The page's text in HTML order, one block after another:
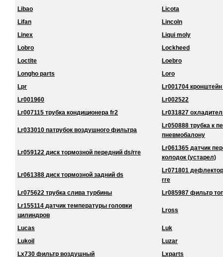
Libao
Licota
Lifan
Lincoln
Linex
Liqui moly
Lobro
Lockheed
Loctite
Loebro
Longho parts
Loro
Lpr
Lr001704
Lr001960
Lr002522
Lr007115 трубка кондиционера fr2
Lr031827
Lr033010 патрубок воздушного фильтра
Lr050888 трубка к
пневмобалону
Lr059122 диск тормозной передний ds/rre
Lr061365 датчик
колодок (устарел)
Lr061388 диск тормозной задний ds
Lr071801
rre
Lr075622 трубка слива турбины
Lr085987 фильтр
Lr155114 датчик температуры головки
цилиндров
Lross
Lucas
Luk
Lukoil
Luzar
Lx730 фильтр воздушный
Lxparts